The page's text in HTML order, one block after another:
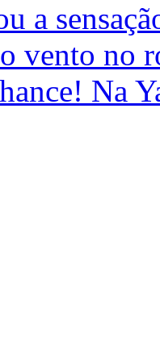
a
vento no
Na